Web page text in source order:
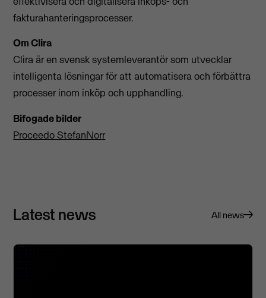
fakturahanteringsprocesser.
Om Clira
Clira är en svensk systemleverantör som utvecklar
intelligenta lösningar för att automatisera och förbättra
processer inom inköp och upphandling.
Bifogade bilder
Proceedo StefanNorr
Latest news All news